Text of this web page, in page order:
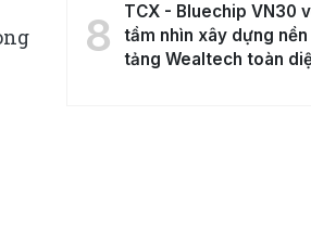
8
TCX - Bluechip VN30
tầm nhìn xây dựng nền
tảng Wealtech toàn